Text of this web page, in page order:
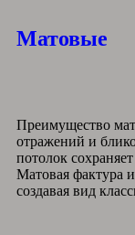
Матовые
Преимущество
отражений и
потолок
Матовая фактура
создавая вид